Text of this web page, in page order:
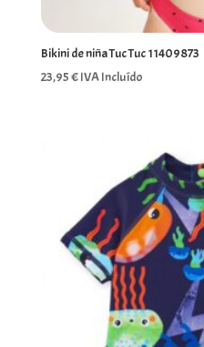
Bikini de niña Tuc Tuc 11409873
23,95€IVA Incluído